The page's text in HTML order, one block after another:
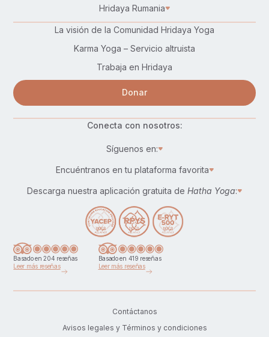
Hridaya Rumania
La visión de la Comunidad Hridaya Yoga
Karma Yoga – Servicio altruista
Trabaja en Hridaya
Donar
Conecta con nosotros:
Síguenos en:
Encuéntranos en tu plataforma favorita
Descarga nuestra aplicación gratuita de Hatha Yoga:
Basado en 204 reseñas
Leer más reseñas
Basado en 419 reseñas
Leer más reseñas
Contáctanos
Avisos legales y Términos y condiciones